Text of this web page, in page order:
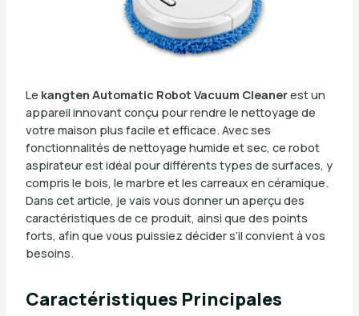
Le kangten Automatic Robot Vacuum Cleanerest un
appareil innovant conçu pour rendre le nettoyage de
votre maison plus facile et efficace. Avec ses
fonctionnalités de nettoyage humide et sec, ce robot
aspirateur est idéal pour différents types de surfaces, y
compris le bois, le marbre et les carreaux en céramique.
Dans cet article, je vais vous donner un aperçu des
caractéristiques de ce produit, ainsi que des points
forts, afin que vous puissiez décider s’il convient à vos
besoins.
Caractéristiques Principales